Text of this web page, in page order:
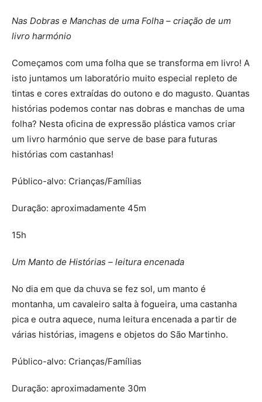
Nas Dobras e Manchas de uma Folha – criação de um
livro harmónio
Começamos com uma folha que se transforma em livro! A
isto juntamos um laboratório muito especial repleto de
tintas e cores extraídas do outono e do magusto. Quantas
histórias podemos contar nas dobras e manchas de uma
folha? Nesta oficina de expressão plástica vamos criar
um livro harmónio que serve de base para futuras
histórias com castanhas!
Público-alvo: Crianças/Famílias
Duração: aproximadamente 45m
15h
Um Manto de Histórias – leitura encenada
No dia em que da chuva se fez sol, um manto é
montanha, um cavaleiro salta à fogueira, uma castanha
pica e outra aquece, numa leitura encenada a partir de
várias histórias, imagens e objetos do São Martinho.
Público-alvo: Crianças/Famílias
Duração: aproximadamente 30m